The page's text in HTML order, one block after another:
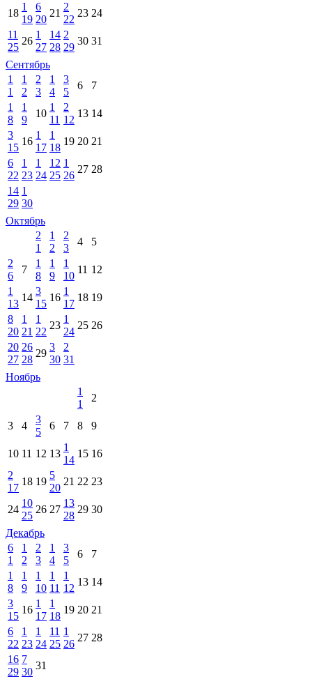
18
1
19
6
20
21
2
22
23 24
11
25
26
1
27
14
28
2
29
30 31
Сентябрь
1
1
1
2
2
3
1
4
3
5
6
7
1
8
1
9
10
1
11
2
12
13 14
3
15
16
1
17
1
18
19 20 21
6
22
1
23
1
24
12
25
1
26
27 28
14
29
1
30
Октябрь
2
1
1
2
2
3
4
5
2
6
7
1
8
1
9
1
10
11 12
1
13
14
3
15
16
1
17
18 19
8
20
1
21
1
22
23
1
24
25 26
20
27
26
28
29
3
30
2
31
Ноябрь
1
1
2
3 4
3
5
6 7 8 9
10 11 12 13
1
14
15 16
2
17
18 19
5
20
21 22 23
24
10
25
26 27
13
28
29 30
Декабрь
6
1
1
2
2
3
1
4
3
5
6
7
1
8
1
9
1
10
1
11
1
12
13 14
3
15
16
1
17
1
18
19 20 21
6
22
1
23
1
24
11
25
1
26
27 28
16
29
7
30
31